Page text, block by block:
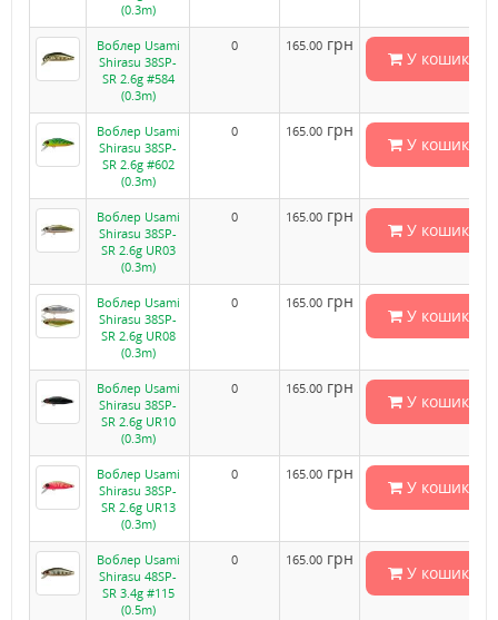
(0.3m)
Воблер Usami
Shirasu 38SP-
SR 2.6g #584
(0.3m)
0 165.00 грн
У кошик
Воблер Usami
Shirasu 38SP-
SR 2.6g #602
(0.3m)
0 165.00 грн
У кошик
Воблер Usami
Shirasu 38SP-
SR 2.6g UR03
(0.3m)
0 165.00 грн
У кошик
Воблер Usami
Shirasu 38SP-
SR 2.6g UR08
(0.3m)
0 165.00 грн
У кошик
Воблер Usami
Shirasu 38SP-
SR 2.6g UR10
(0.3m)
0 165.00 грн
У кошик
Воблер Usami
Shirasu 38SP-
SR 2.6g UR13
(0.3m)
0 165.00 грн
У кошик
Воблер Usami
Shirasu 48SP-
SR 3.4g #115
(0.5m)
0 165.00 грн
У кошик